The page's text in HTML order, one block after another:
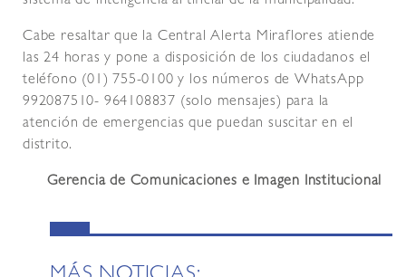
Cabe resaltar que la Central Alerta Miraflores atiende
las 24 horas y pone a disposición de los ciudadanos el
teléfono (01) 755-0100 y los números de WhatsApp
992087510- 964108837 (solo mensajes) para la
atención de emergencias que puedan suscitar en el
distrito.
Gerencia de Comunicaciones e Imagen Institucional